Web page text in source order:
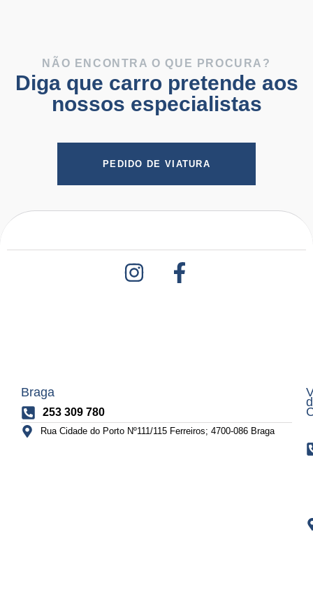
NÃO ENCONTRA O QUE PROCURA?
Diga que carro pretende aos
nossos especialistas
PEDIDO DE VIATURA
Braga
253 309 780
Rua Cidade do Porto Nº111/115 Ferreiros; 4700-086 Braga